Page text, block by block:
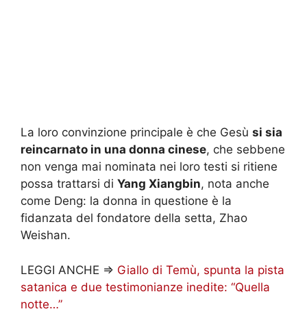
La loro convinzione principale è che Gesù si sia
reincarnato in una donna cinese, che sebbene
non venga mai nominata nei loro testi si ritiene
possa trattarsi di Yang Xiangbin, nota anche
come Deng: la donna in questione è la
fidanzata del fondatore della setta, Zhao
Weishan.
LEGGI ANCHE => Giallo di Temù, spunta la pista
satanica e due testimonianze inedite: “Quella
notte…”